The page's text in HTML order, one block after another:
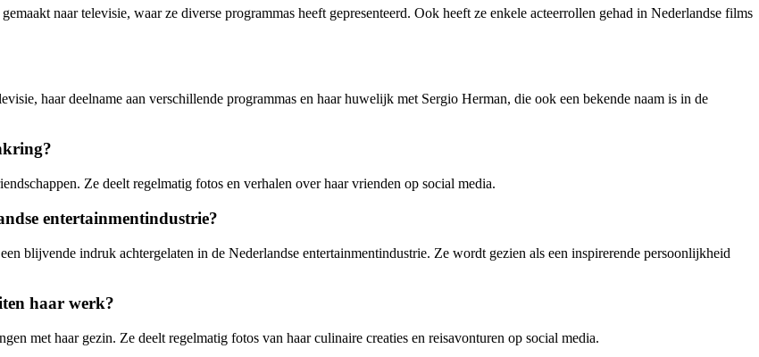
naar televisie, waar ze diverse programmas heeft gepresenteerd. Ook heeft ze enkele acteerrollen gehad in Nederlandse films
haar deelname aan verschillende programmas en haar huwelijk met Sergio Herman, die ook een bekende naam is in de
Ze deelt regelmatig fotos en verhalen over haar vrienden op social media.
entertainmentindustrie?
blijvende indruk achtergelaten in de Nederlandse entertainmentindustrie. Ze wordt gezien als een inspirerende persoonlijkheid
haar werk?
met haar gezin. Ze deelt regelmatig fotos van haar culinaire creaties en reisavonturen op social media.